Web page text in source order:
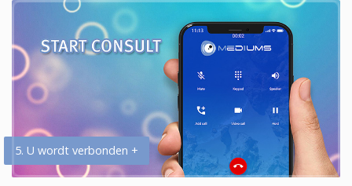
5. U wordt verbonden +